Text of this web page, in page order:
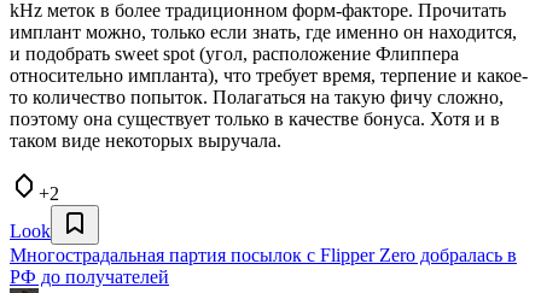
kHz меток в более традиционном форм-факторе. Прочитать
имплант можно, только если знать, где именно он находится,
и подобрать sweet spot (угол, расположение Флиппера
относительно импланта), что требует время, терпение и какое-
то количество попыток. Полагаться на такую фичу сложно,
поэтому она существует только в качестве бонуса. Хотя и в
таком виде некоторых выручала.
+2
Look
Многострадальная партия посылок с Flipper Zero добралась в
РФ до получателей